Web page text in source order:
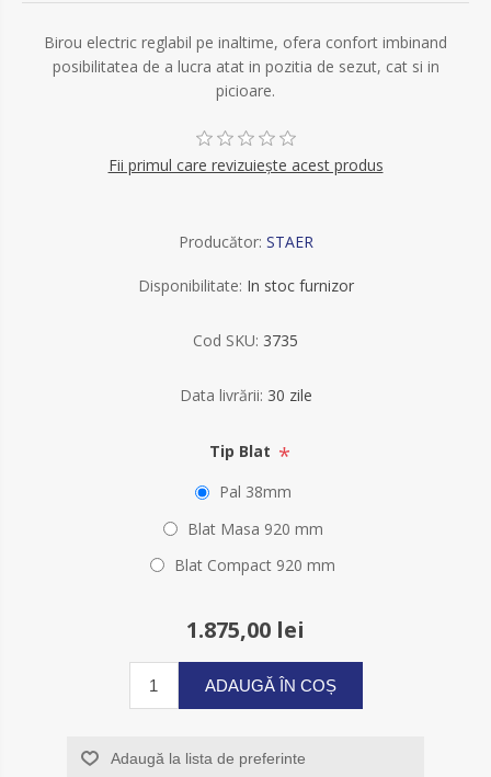
Birou electric reglabil pe inaltime, ofera confort imbinand
posibilitatea de a lucra atat in pozitia de sezut, cat si in
picioare.
Fii primul care revizuiește acest produs
Producător: STAER
Disponibilitate: In stoc furnizor
Cod SKU: 3735
Data livrării: 30 zile
Tip Blat *
Pal 38mm
Blat Masa 920 mm
Blat Compact 920 mm
1.875,00 lei
ADAUGĂ ÎN COȘ
Adaugă la lista de preferinte